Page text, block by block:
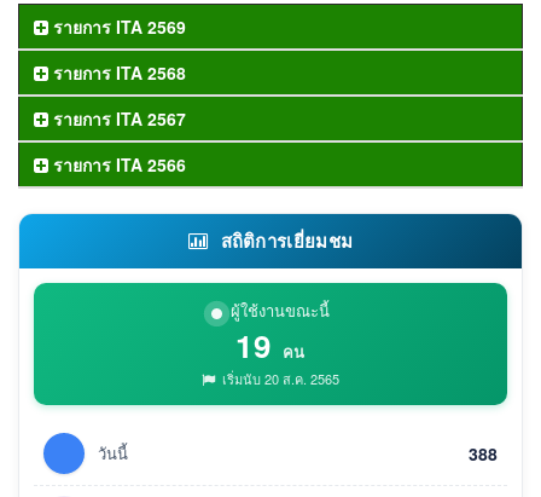
รายการ ITA 2569
รายการ ITA 2568
รายการ ITA 2567
รายการ ITA 2566
สถิติการเยี่ยมชม
ผู้ใช้งานขณะนี้
19 คน
เริ่มนับ 20 ส.ค. 2565
วันนี้ 388